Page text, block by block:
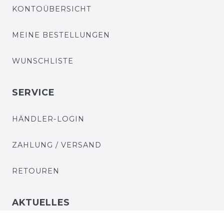
KONTOÜBERSICHT
MEINE BESTELLUNGEN
WUNSCHLISTE
SERVICE
HÄNDLER-LOGIN
ZAHLUNG / VERSAND
RETOUREN
AKTUELLES